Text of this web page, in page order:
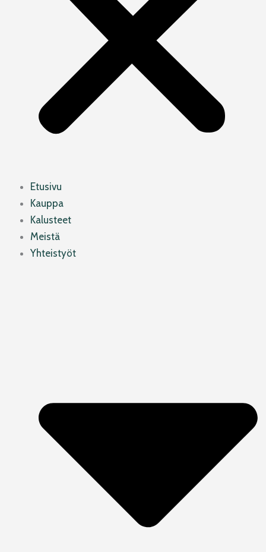
Etusivu
Kauppa
Kalusteet
Meistä
Yhteistyöt